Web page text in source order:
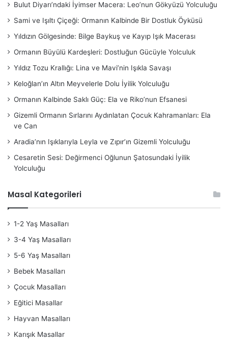
Bulut Diyarı’ndaki İyimser Macera: Leo’nun Gökyüzü Yolculuğu
Sami ve Işıltı Çiçeği: Ormanın Kalbinde Bir Dostluk Öyküsü
Yıldızın Gölgesinde: Bilge Baykuş ve Kayıp Işık Macerası
Ormanın Büyülü Kardeşleri: Dostluğun Gücüyle Yolculuk
Yıldız Tozu Krallığı: Lina ve Mavi’nin Işıkla Savaşı
Keloğlan’ın Altın Meyvelerle Dolu İyilik Yolculuğu
Ormanın Kalbinde Saklı Güç: Ela ve Riko’nun Efsanesi
Gizemli Ormanın Sırlarını Aydınlatan Çocuk Kahramanları: Ela
ve Can
Aradia’nın Işıklarıyla Leyla ve Zıpır’ın Gizemli Yolculuğu
Cesaretin Sesi: Değirmenci Oğlunun Şatosundaki İyilik
Yolculuğu
Masal Kategorileri
1-2 Yaş Masalları
3-4 Yaş Masalları
5-6 Yaş Masalları
Bebek Masalları
Çocuk Masalları
Eğitici Masallar
Hayvan Masalları
Karışık Masallar